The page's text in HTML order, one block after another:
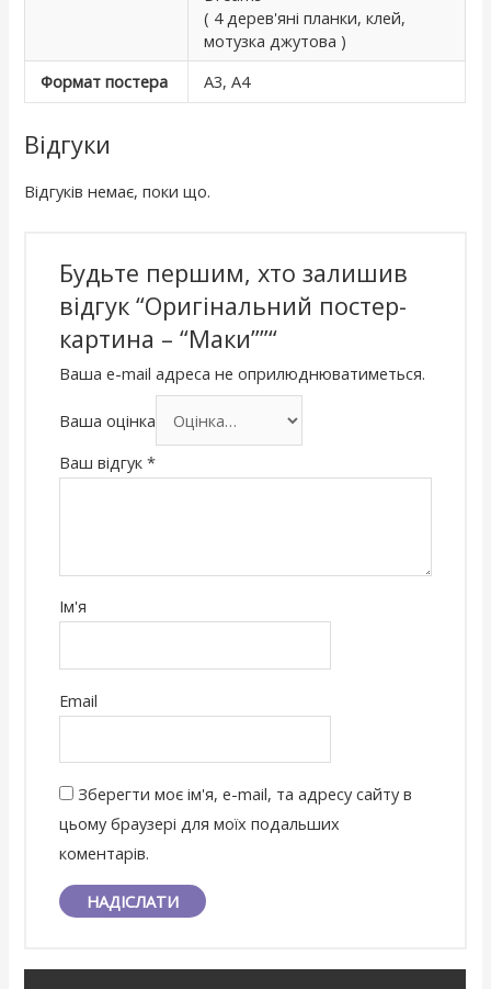
( 4 дерев'яні планки, клей,
мотузка джутова )
Формат постера
А3, А4
Відгуки
Відгуків немає, поки що.
Будьте першим, хто залишив
відгук “Оригінальний постер-
картина – “Маки””“
Ваша e-mail адреса не оприлюднюватиметься.
Ваша оцінка
Ваш відгук *
Ім'я
Email
Зберегти моє ім'я, e-mail, та адресу сайту в
цьому браузері для моїх подальших
коментарів.